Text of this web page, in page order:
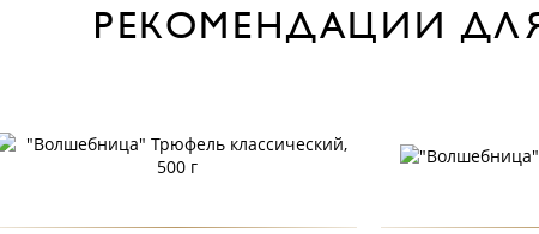
РЕКОМЕНДАЦИИ